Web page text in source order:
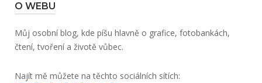
O WEBU
Můj osobní blog, kde píšu hlavně o grafice, fotobankách,
čtení, tvoření a životě vůbec.
Najít mě můžete na těchto sociálních sítích: